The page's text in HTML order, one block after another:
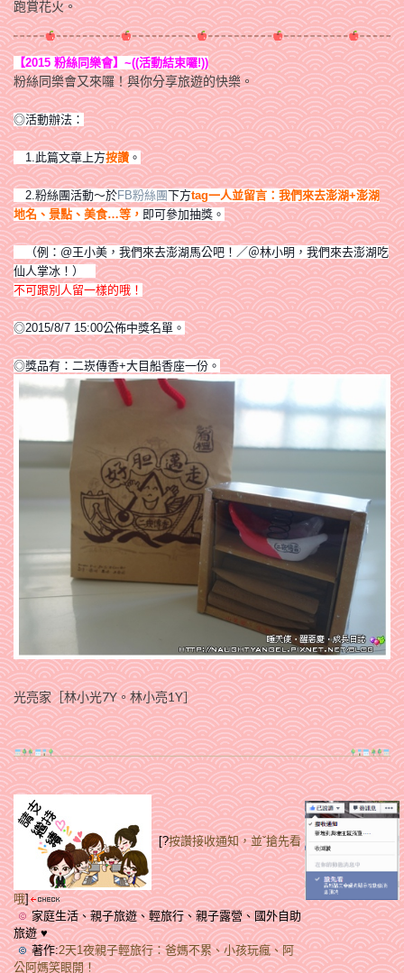
跑賞花火。
【2015 粉絲同樂會】~((活動結束囉!))
粉絲同樂會又來囉！與你分享旅遊的快樂。
◎活動辦法：
1.此篇文章 上方按讚 。
2.粉絲團活動～於FB粉絲團下方tag一人並留言：我們來去澎湖+澎湖
地名、景點、美食…等， 即可參加抽獎。
（例：@王小美，我們來去澎湖馬公吧！／＠林小明，我們來去澎湖吃
仙人掌冰！）
不可跟別人留一樣的哦！
◎2015/8/7 15:00公佈中獎名單。
◎獎品有：二崁傳香+大目船香座一份。
光亮家［林小光7Y。林小亮1Y］
[?按讚接收通知，並ˇ搶先看
哦]
家庭生活、親子旅遊、輕旅行、親子露營、國外自助
旅遊 ♥
著作:2天1夜親子輕旅行：爸媽不累、小孩玩瘋、阿
公阿媽笑眼開！